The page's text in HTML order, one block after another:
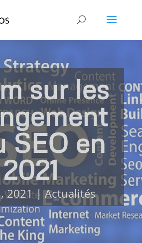
sur les
SEO en
2021
2021|Actualités